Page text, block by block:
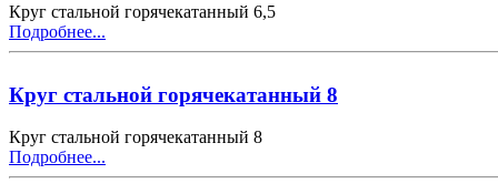
Круг стальной горячекатанный 6,5
Подробнее...
Круг стальной горячекатанный 8
Круг стальной горячекатанный 8
Подробнее...